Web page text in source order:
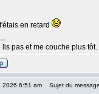
en retard
lis pas et me couche plus tôt.
2026 6:51 am Sujet du